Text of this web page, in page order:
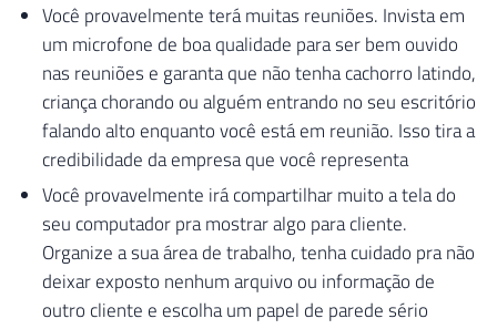
Você provavelmente terá muitas reuniões. Invista em
um microfone de boa qualidade para ser bem ouvido
nas reuniões e garanta que não tenha cachorro latindo,
criança chorando ou alguém entrando no seu escritório
falando alto enquanto você está em reunião. Isso tira a
credibilidade da empresa que você representa
Você provavelmente irá compartilhar muito a tela do
seu computador pra mostrar algo para cliente.
Organize a sua área de trabalho, tenha cuidado pra não
deixar exposto nenhum arquivo ou informação de
outro cliente e escolha um papel de parede sério